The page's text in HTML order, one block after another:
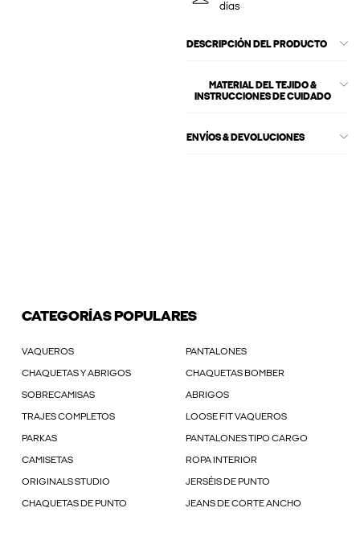
días
DESCRIPCIÓN DEL PRODUCTO
MATERIAL DEL TEJIDO &
INSTRUCCIONES DE CUIDADO
ENVÍOS & DEVOLUCIONES
CATEGORÍAS POPULARES
VAQUEROS PANTALONES
CHAQUETAS Y ABRIGOS CHAQUETAS BOMBER
SOBRECAMISAS ABRIGOS
TRAJES COMPLETOS LOOSE FIT VAQUEROS
PARKAS PANTALONES TIPO CARGO
CAMISETAS ROPA INTERIOR
ORIGINALS STUDIO JERSÉIS DE PUNTO
CHAQUETAS DE PUNTO JEANS DE CORTE ANCHO